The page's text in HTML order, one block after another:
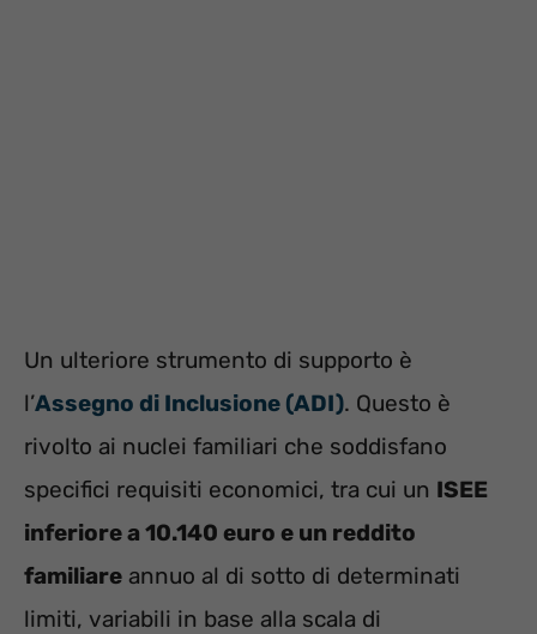
Un ulteriore strumento di supporto è
l’Assegno di Inclusione (ADI). Questo è
rivolto ai nuclei familiari che soddisfano
specifici requisiti economici, tra cui un ISEE
inferiore a 10.140 euro e un reddito
familiare annuo al di sotto di determinati
limiti, variabili in base alla scala di